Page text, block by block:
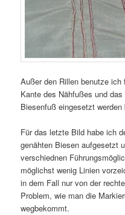
Außer den Rillen benutze
Kante des Nähfußes und
Biesenfuß eingesetzt werden
Für das letzte Bild habe ich
genähten Biesen aufgesetzt
verschiednen
möglichst wenig Linien
in dem Fall nur von der
Problem, wie man die
wegbekommt.